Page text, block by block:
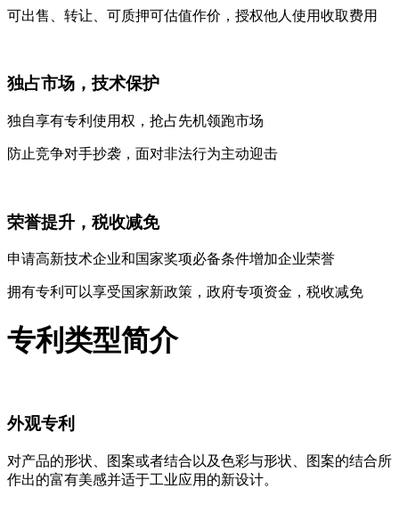
可出售、转让、可质押可估值作价，授权他人使用收取费用
独占市场，技术保护
独自享有专利使用权，抢占先机领跑市场
防止竞争对手抄袭，面对非法行为主动迎击
荣誉提升，税收减免
申请高新技术企业和国家奖项必备条件增加企业荣誉
拥有专利可以享受国家新政策，政府专项资金，税收减免
专利类型简介
外观专利
对产品的形状、图案或者结合以及色彩与形状、图案的结合所
作出的富有美感并适于工业应用的新设计。